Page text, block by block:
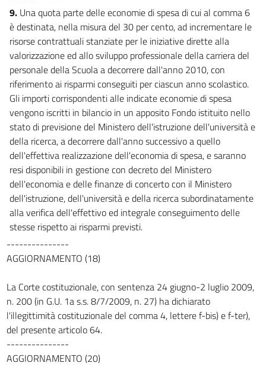
9. Una quota parte delle economie di spesa di cui al comma 6
è destinata, nella misura del 30 per cento, ad incrementare le
risorse contrattuali stanziate per le iniziative dirette alla
valorizzazione ed allo sviluppo professionale della carriera del
personale della Scuola a decorrere dall'anno 2010, con
riferimento ai risparmi conseguiti per ciascun anno scolastico.
Gli importi corrispondenti alle indicate economie di spesa
vengono iscritti in bilancio in un apposito Fondo istituito nello
stato di previsione del Ministero dell'istruzione dell'università e
della ricerca, a decorrere dall'anno successivo a quello
dell'effettiva realizzazione dell'economia di spesa, e saranno
resi disponibili in gestione con decreto del Ministero
dell'economia e delle finanze di concerto con il Ministero
dell'istruzione, dell'università e della ricerca subordinatamente
alla verifica dell'effettivo ed integrale conseguimento delle
stesse rispetto ai risparmi previsti.
---------------
AGGIORNAMENTO (18)
La Corte costituzionale, con sentenza 24 giugno-2 luglio 2009,
n. 200 (in G.U. 1a s.s. 8/7/2009, n. 27) ha dichiarato
l'illegittimità costituzionale del comma 4, lettere f-bis) e f-ter),
del presente articolo 64.
---------------
AGGIORNAMENTO (20)